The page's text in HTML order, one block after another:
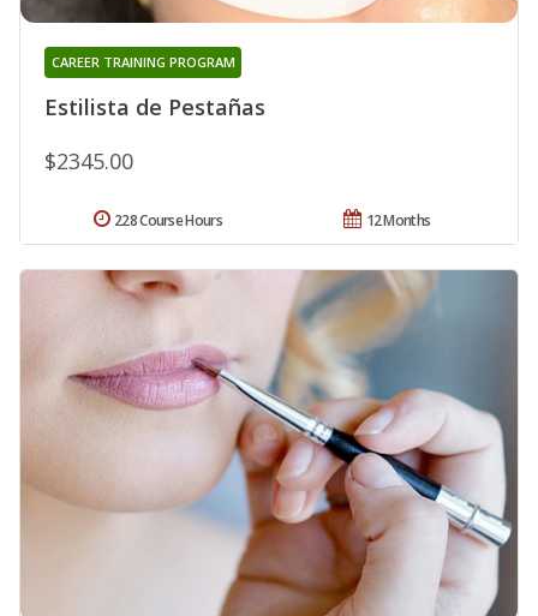
Estilista de Pestañas
CAREER TRAINING PROGRAM
$2345.00
12 Months
228 Course Hours